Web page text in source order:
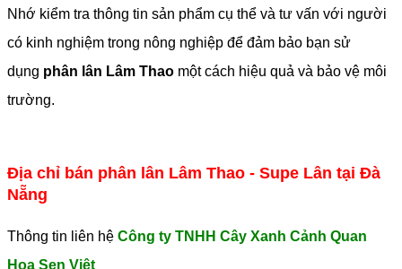
Nhớ kiểm tra thông tin sản phẩm cụ thể và tư vấn với người
có kinh nghiệm trong nông nghiệp để đảm bảo bạn sử
dụng phân lân Lâm Thao một cách hiệu quả và bảo vệ môi
trường.
Địa chỉ bán phân lân Lâm Thao - Supe Lân tại Đà
Nẵng
Thông tin liên hệ Công ty TNHH Cây Xanh Cảnh Quan
Hoa Sen Việt